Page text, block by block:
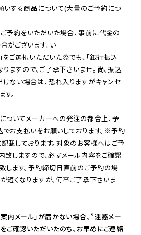
する商品について(大量のご予約につ
予約をいただいた場合、事前に代金の
がございます。い
をご選択いただいた際でも、「銀行振込
ますので、ご了承下さいませ。尚、振込
ない場合は、恐れ入りますがキャンセ
。
いてメーカーへの発注の都合上、予
お支払いをお願いしております。※予約
載しております。対象のお客様へはご予
致しますので、必ずメール内容をご確認
します。予約締切日直前のご予約の場
短くなりますが、何卒ご了承下さいま
案内メール」が届かない場合、”迷惑メー
ご確認いただいたのち、お早めにご連絡